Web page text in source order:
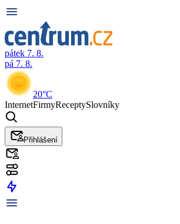
pátek 7. 8.
pá 7. 8.
20°C
InternetFirmyReceptySlovníky
Přihlášení